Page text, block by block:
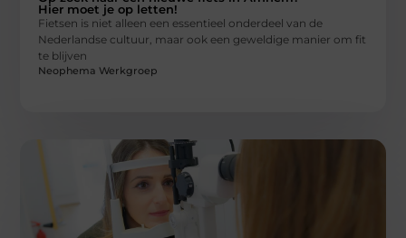
Hier moet je op letten!
Fietsen is niet alleen een essentieel onderdeel van de
Nederlandse cultuur, maar ook een geweldige manier om fit
te blijven
Neophema Werkgroep